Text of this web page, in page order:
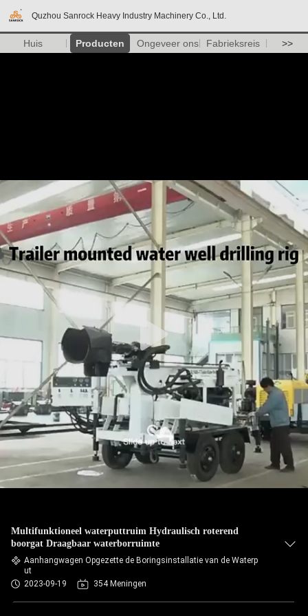
Quzhou Sanrock Heavy Industry Machinery Co., Ltd.
Huis Producten Ongeveer ons Fabrieksreis >>
Multifunktioneel waterputtruim Hydraulisch roterend
boorgat Draagbaar waterborruimte
Aanhangwagen Opgezette de Boringsinstallatie van de Waterp
ut
2023-09-19
354 Meningen